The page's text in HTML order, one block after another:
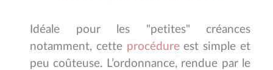
Idéale pour les "petites" créances
notamment, cette procédureest simple et
peu coûteuse. L’ordonnance, rendue par le